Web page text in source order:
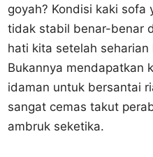
goyah? Kondisi kaki sofa
tidak stabil benar-benar
hati kita setelah
Bukannya mendapatkan
idaman untuk bersantai
sangat cemas takut
ambruk seketika.